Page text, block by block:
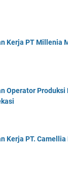
Kerja PT Millenia
Operator Produksi
Kerja PT.